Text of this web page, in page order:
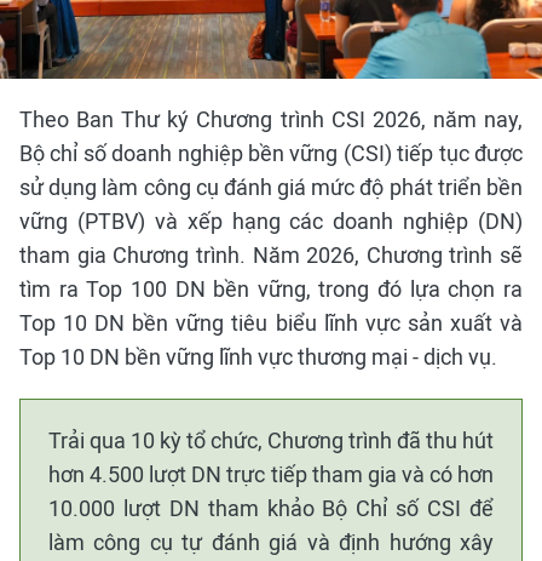
Theo Ban Thư ký Chương trình CSI 2026, năm nay,
Bộ chỉ số doanh nghiệp bền vững (CSI) tiếp tục được
sử dụng làm công cụ đánh giá mức độ phát triển bền
vững (PTBV) và xếp hạng các doanh nghiệp (DN)
tham gia Chương trình. Năm 2026, Chương trình sẽ
tìm ra Top 100 DN bền vững, trong đó lựa chọn ra
Top 10 DN bền vững tiêu biểu lĩnh vực sản xuất và
Top 10 DN bền vững lĩnh vực thương mại - dịch vụ.
Trải qua 10 kỳ tổ chức, Chương trình đã thu hút
hơn 4.500 lượt DN trực tiếp tham gia và có hơn
10.000 lượt DN tham khảo Bộ Chỉ số CSI để
làm công cụ tự đánh giá và định hướng xây